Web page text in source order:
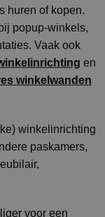
huren of kopen.
popup-winkels,
Vaak ook
en
winkelwanden
winkelinrichting
paskamers,
voor een